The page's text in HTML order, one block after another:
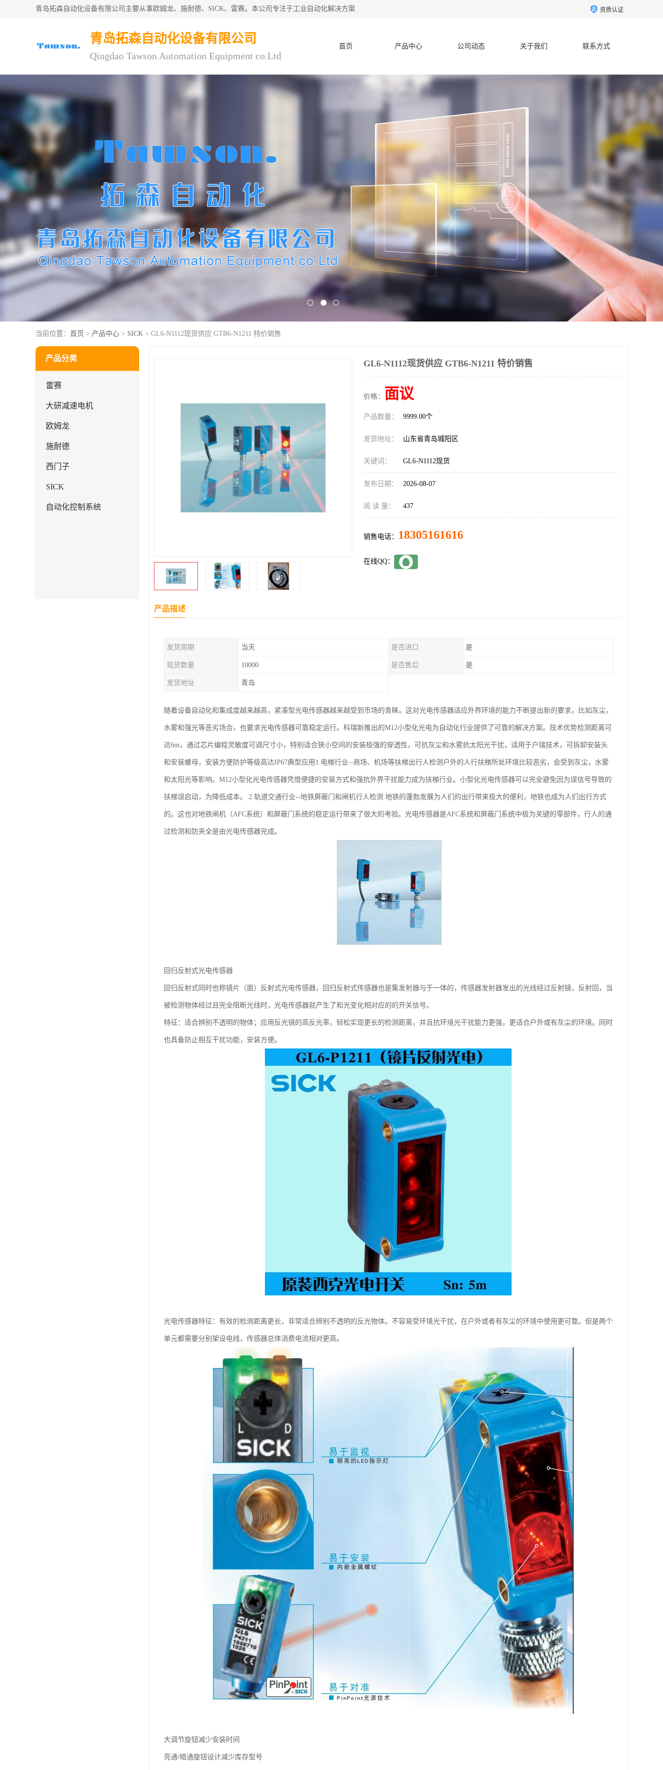
青岛拓森自动化设备有限公司主要从事欧姆龙、施耐德、SICK、雷赛。本公司专注于工业自动化解决方案 资质认证
青岛拓森自动化设备有限公司
Qingdao Tawson Automation Equipment co.Ltd
首页 产品中心 公司动态 关于我们 联系方式
当前位置： 首页 > 产品中心 > SICK > GL6-N1112现货供应 GTB6-N1211 特价销售
产品分类
雷赛
大研减速电机
欧姆龙
施耐德
西门子
SICK
自动化控制系统
GL6-N1112现货供应 GTB6-N1211 特价销售
价格： 面议
产品数量： 9999.00个
发货地址： 山东省青岛城阳区
关键词： GL6-N1112现货
发布日期： 2026-08-07
阅 读 量： 437
销售电话： 18305161616
在线QQ：
产品描述
发货周期 当天 是否进口 是
现货数量 10000 是否售后 是
发货地址 青岛
随着设备自动化和集成度越来越高，紧凑型光电传感器越来越受到市场的青睐。这对光电传感器适应外界环境的能力不断提出新的要求，比如灰尘，
水雾和强光等恶劣场合，也要求光电传感器可靠稳定运行。科瑞新推出的M12小型化光电为自动化行业提供了可靠的解决方案。技术优势检测距离可
达6m，通过芯片编程灵敏度可调尺寸小，特别适合狭小空间的安装极强的穿透性，可抗灰尘和水雾抗太阳光干扰，适用于户瑞技术，可拆卸安装头
和安装螺母，安装方便防护等级高达IP67典型应用1.电梯行业--商场、机场等扶梯出行人检测户外的人行扶梯所处环境比较恶劣，会受到灰尘，水雾
和太阳光等影响。M12小型化光电传感器凭借便捷的安装方式和强抗外界干扰能力成为扶梯行业。小型化光电传感器可以完全避免因为误信号导致的
扶梯误启动，为降低成本。 2.轨道交通行业--地铁屏蔽门和闸机行人检测 地铁的蓬勃发展为人们的出行带来极大的便利，地铁也成为人们出行方式
的。这也对地铁闸机（AFC系统）和屏蔽门系统的稳定运行带来了很大的考验。光电传感器是AFC系统和屏蔽门系统中极为关键的零部件，行人的通
过检测和防夹全是由光电传感器完成。
回归反射式光电传感器
回归反射式同时也称镜片（面）反射式光电传感器，回归反射式传感器也是集发射器与于一体的，传感器发射器发出的光线经过反射镜，反射回，当
被检测物体经过且完全阻断光线时，光电传感器就产生了和光变化相对应的的开关信号。
特征：适合辨别不透明的物体；应用反光镜的高反光率，轻松实现更长的检测距离，并且抗环境光干扰能力更强，更适合户外或有灰尘的环境。同时
也具备防止相互干扰功能，安装方便。
光电传感器特征：有效的检测距离更长，非常适合辨别不透明的反光物体。不容易受环境光干扰，在户外或者有灰尘的环境中使用更可靠。但是两个
单元都需要分别架设电线，传感器总体消费电流相对更高。
大调节旋钮减少安装时间
亮通/暗通旋钮设计减少库存型号